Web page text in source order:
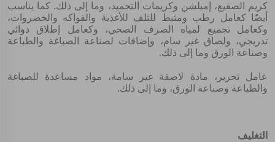
كريم الصقيع، إميلشن وكريمات التجميد، وما إلى ذلك. كما يناسب
أيضًا كعامل رطب ومثبط للتلف للأغذية والفواكه والخضروات،
وكعامل تجميع لمياه الصرف الصحي، وكعامل إطلاق دوائي
تدريجي، ولصاق غير سام، وإضافات لصناعة الصباغة والطباعة
وصناعة الورق وما إلى ذلك.
عامل تحرير، مادة لاصقة غير سامة، مواد مساعدة للصباغة
والطباعة وصناعة الورق، وما إلى ذلك.
التغليف